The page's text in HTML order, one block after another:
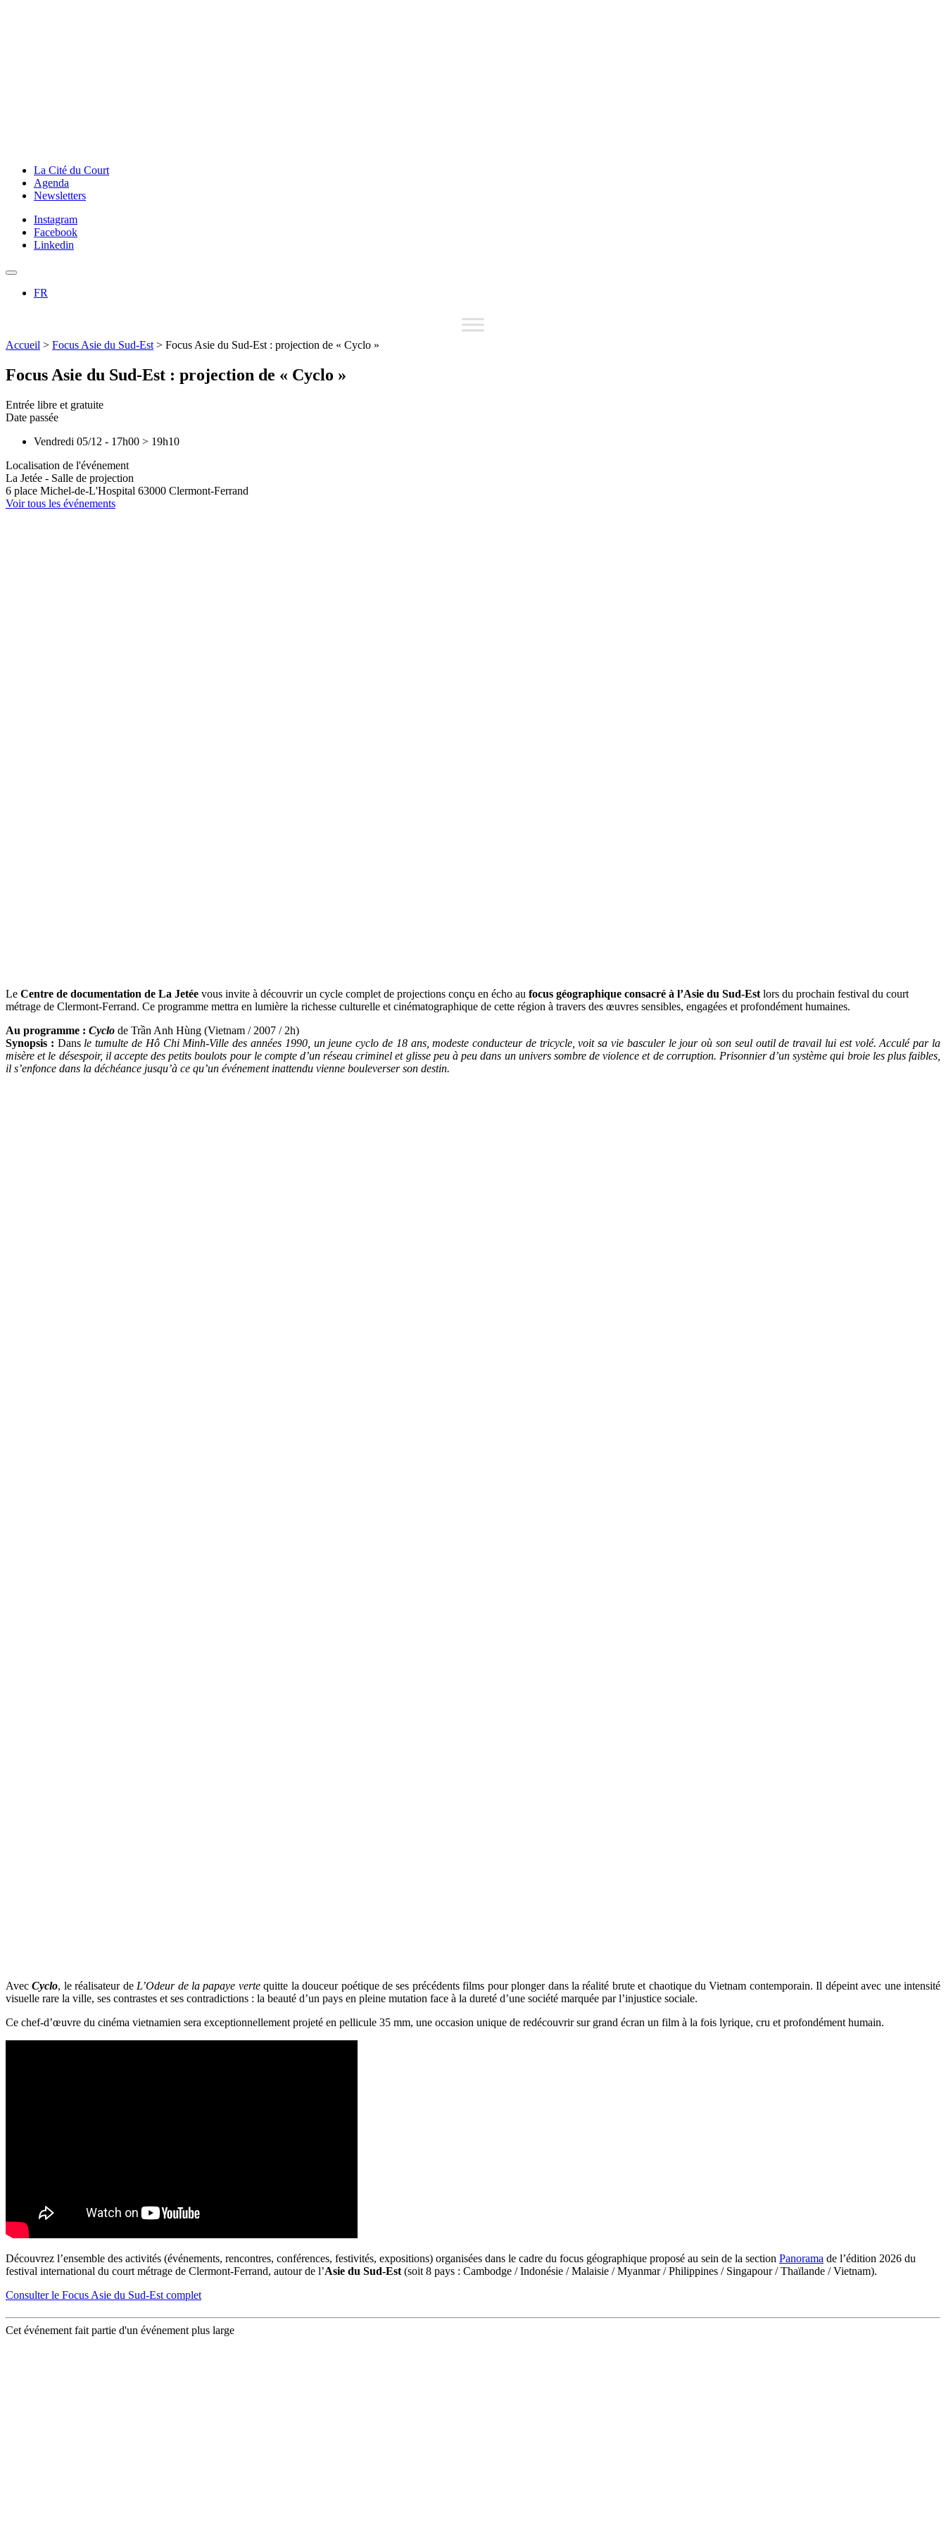
La Cité du Court
Agenda
Newsletters
Instagram
Facebook
Linkedin
FR
Accueil > Focus Asie du Sud-Est > Focus Asie du Sud-Est : projection de « Cyclo »
Focus Asie du Sud-Est : projection de « Cyclo »
Entrée libre et gratuite
Date passée
Vendredi 05/12 - 17h00 > 19h10
Localisation de l'événement
La Jetée - Salle de projection
6 place Michel-de-L'Hospital 63000 Clermont-Ferrand
Voir tous les événements
Le Centre de documentation de La Jetée vous invite à découvrir un cycle complet de projections conçu en écho au focus géographique consacré à l’Asie du Sud-Est lors du prochain festival du court
métrage de Clermont-Ferrand. Ce programme mettra en lumière la richesse culturelle et cinématographique de cette région à travers des œuvres sensibles, engagées et profondément humaines.
Au programme : Cyclo de Trần Anh Hùng (Vietnam / 2007 / 2h)
Synopsis : Dansle tumulte de Hô Chi Minh-Ville des années 1990, un jeune cyclo de 18 ans, modeste conducteur de tricycle, voit sa vie basculer le jour où son seul outil de travail lui est volé. Acculé par la
misère et le désespoir, il accepte des petits boulots pour le compte d’un réseau criminel et glisse peu à peu dans un univers sombre de violence et de corruption. Prisonnier d’un système qui broie les plus faibles,
il s’enfonce dans la déchéance jusqu’à ce qu’un événement inattendu vienne bouleverser son destin.
AvecCyclo, le réalisateur de L’Odeur de la papaye vertequitte la douceur poétique de ses précédents films pour plonger dans la réalité brute et chaotique du Vietnam contemporain. Il dépeint avec une intensité
visuelle rare la ville, ses contrastes et ses contradictions : la beauté d’un pays en pleine mutation face à la dureté d’une société marquée par l’injustice sociale.
Ce chef-d’œuvre du cinéma vietnamien sera exceptionnellement projeté en pellicule 35 mm, une occasion unique de redécouvrir sur grand écran un film à la fois lyrique, cru et profondément humain.
Découvrez l’ensemble des activités (événements, rencontres, conférences, festivités, expositions) organisées dans le cadre du focus géographique proposé au sein de la section Panorama de l’édition 2026 du
festival international du court métrage de Clermont-Ferrand, autour de l’Asie du Sud-Est (soit 8 pays : Cambodge / Indonésie / Malaisie / Myanmar / Philippines / Singapour / Thaïlande / Vietnam).
Consulter le Focus Asie du Sud-Est complet
Cet événement fait partie d'un événement plus large